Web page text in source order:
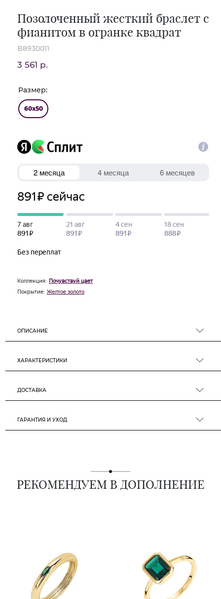
Позолоченный жесткий браслет с
фианитом в огранке квадрат
B8930011
3 561 р.
Размер:
60x50
Коллекция: Почувствуй цвет
Покрытие: Желтое золото
ОПИСАНИЕ
ХАРАКТЕРИСТИКИ
ДОСТАВКА
ГАРАНТИЯ И УХОД
РЕКОМЕНДУЕМ В ДОПОЛНЕНИЕ